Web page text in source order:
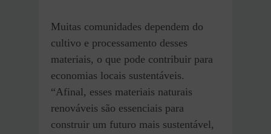
Muitas comunidades dependem do
cultivo e processamento desses
materiais, o que pode contribuir para
economias locais sustentáveis.
“Afinal, esses materiais naturais
renováveis são essenciais para
construir um futuro mais sustentável,